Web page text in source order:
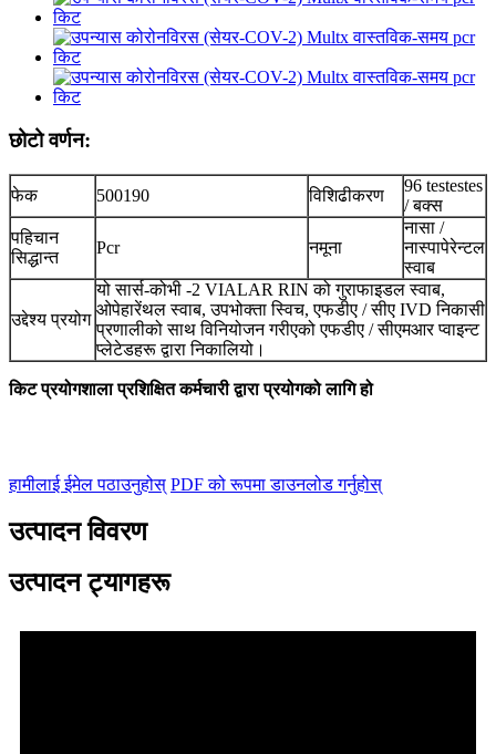
छोटो वर्णन:
फेक 500190 विशिढीकरण
96 testestes
/ बक्स
पहिचान
सिद्धान्त
Pcr नमूना
नासा /
नास्पापेरेन्टल
स्वाब
उद्देश्य प्रयोग
यो सार्स-कोभी -2 VIALAR RIN को गुराफाइडल स्वाब,
ओपेहारेंथल स्वाब, उपभोक्ता स्विच, एफडीए / सीए IVD निकासी
प्रणालीको साथ विनियोजन गरीएको एफडीए / सीएमआर प्वाइन्ट
प्लेटेडहरू द्वारा निकालियो।
किट प्रयोगशाला प्रशिक्षित कर्मचारी द्वारा प्रयोगको लागि हो
हामीलाई ईमेल पठाउनुहोस् PDF को रूपमा डाउनलोड गर्नुहोस्
उत्पादन विवरण
उत्पादन ट्यागहरू